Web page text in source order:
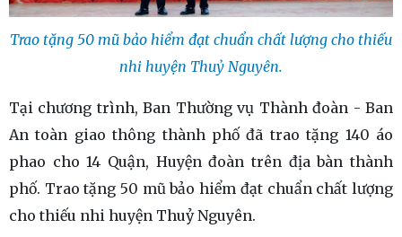
Trao tặng 50 mũ bảo hiểm đạt chuẩn chất lượng cho thiếu
nhi huyện Thuỷ Nguyên.
Tại chương trình, Ban Thường vụ Thành đoàn - Ban
An toàn giao thông thành phố đã trao tặng 140 áo
phao cho 14 Quận, Huyện đoàn trên địa bàn thành
phố. Trao tặng 50 mũ bảo hiểm đạt chuẩn chất lượng
cho thiếu nhi huyện Thuỷ Nguyên.